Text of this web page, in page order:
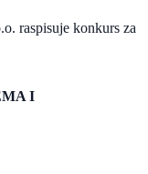
raspisuje konkurs za
I